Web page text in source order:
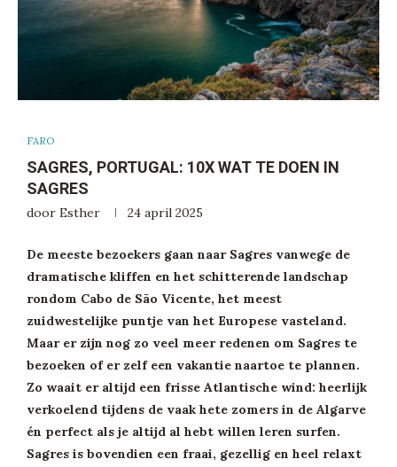
FARO
SAGRES, PORTUGAL: 10X WAT TE DOEN IN
SAGRES
door Esther 24 april 2025
De meeste bezoekers gaan naar Sagres vanwege de
dramatische kliffen en het schitterende landschap
rondom Cabo de São Vicente, het meest
zuidwestelijke puntje van het Europese vasteland.
Maar er zijn nog zo veel meer redenen om Sagres te
bezoeken of er zelf een vakantie naartoe te plannen.
Zo waait er altijd een frisse Atlantische wind: heerlijk
verkoelend tijdens de vaak hete zomers in de Algarve
én perfect als je altijd al hebt willen leren surfen.
Sagres is bovendien een fraai, gezellig en heel relaxt